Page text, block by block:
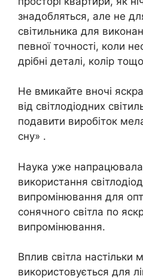
знадобляться, але не
світильника для
певної точності, коли
дрібні деталі, колір
Не вмикайте вночі
від світлодіодних
подавити виробіток
сну» .
Наука уже напрацювала
використання
випромінювання для
сонячного світла по
випромінювання.
Вплив світла настільки
використовується для